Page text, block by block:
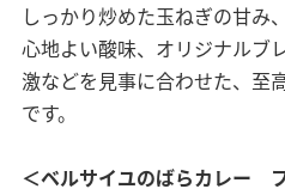
しっかり炒めた玉ねぎの甘み
心地よい酸味、オリジナルブ
激などを⾒事に合わせた、至
です。
＜ベルサイユのばらカレー